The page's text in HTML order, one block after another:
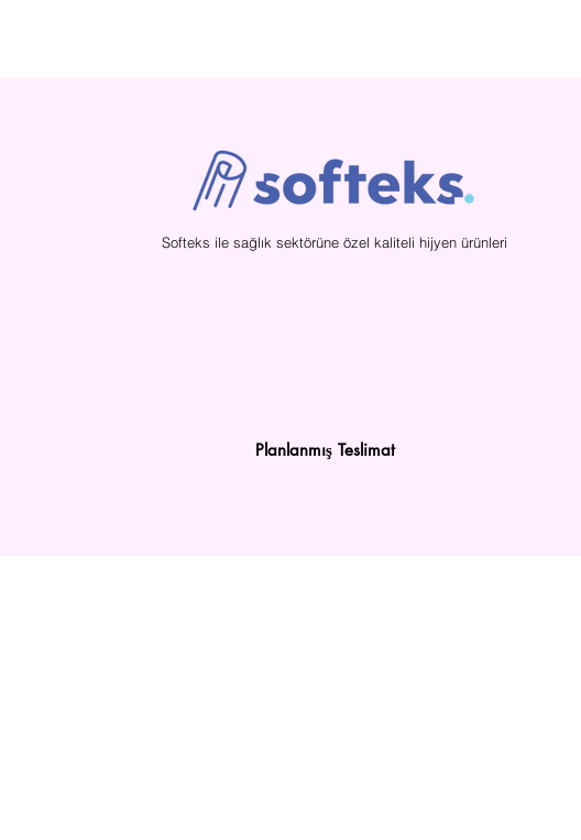
Softeks ile sağlık sektörüne özel kaliteli hijyen ürünleri
Planlanmış Teslimat